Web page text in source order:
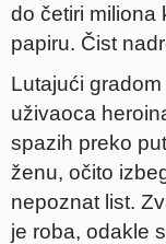
do četiri miliona
papiru. Čist
Lutajući
uživaoca
spazih preko
ženu, očito
nepoznat list.
je roba, odakle